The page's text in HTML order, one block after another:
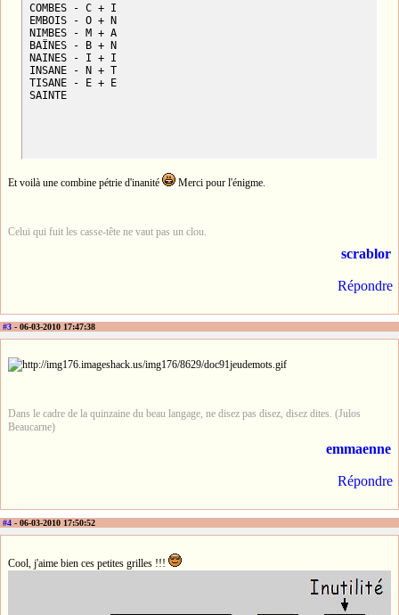
COMBES - C + I
EMBOIS - O + N
NIMBES - M + A
BAÏNES - B + N
NAINES - I + I
INSANE - N + T
TISANE - E + E
SAINTE
Et voilà une combine pétrie d'inanité Merci pour l'énigme.
Celui qui fuit les casse-tête ne vaut pas un clou.
scrablor
Répondre
#3 - 06-03-2010 17:47:38
Dans le cadre de la quinzaine du beau langage, ne disez pas disez, disez dites. (Julos
Beaucarne)
emmaenne
Répondre
#4 - 06-03-2010 17:50:52
Cool, j'aime bien ces petites grilles !!!